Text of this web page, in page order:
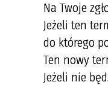
Na Twoje
Jeżeli ten
do którego
Ten nowy
Jeżeli nie